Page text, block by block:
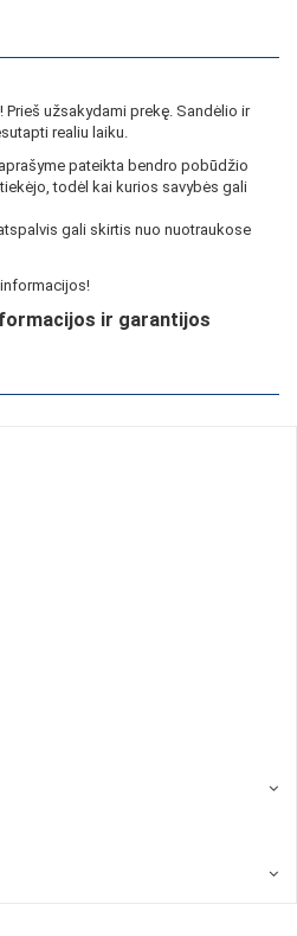
! Prieš užsakydami prekę. Sandėlio ir
realiu laiku.
pateikta bendro pobūdžio
todėl kai kurios savybės gali
gali skirtis nuo nuotraukose
ir garantijos